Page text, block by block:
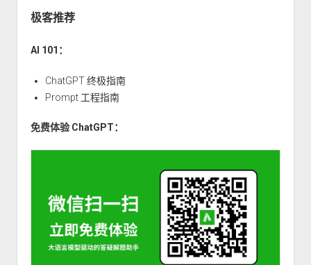
极客推荐
AI 101：
ChatGPT 终极指南
Prompt 工程指南
免费体验 ChatGPT：